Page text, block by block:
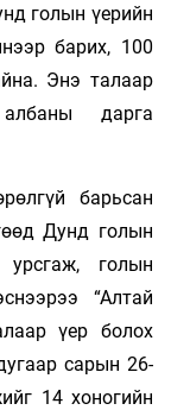
голын үерийн
барих, 100
Энэ талаар
дарга
барьсан
Дунд голын
урсгаж, голын
“Алтай
үер болох
сарын 26-
14 хоногийн